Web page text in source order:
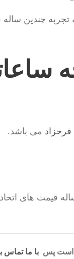
تجربه چندین ساله
فرحزاد می باشد.
قیمت های
است پس با ما تماس